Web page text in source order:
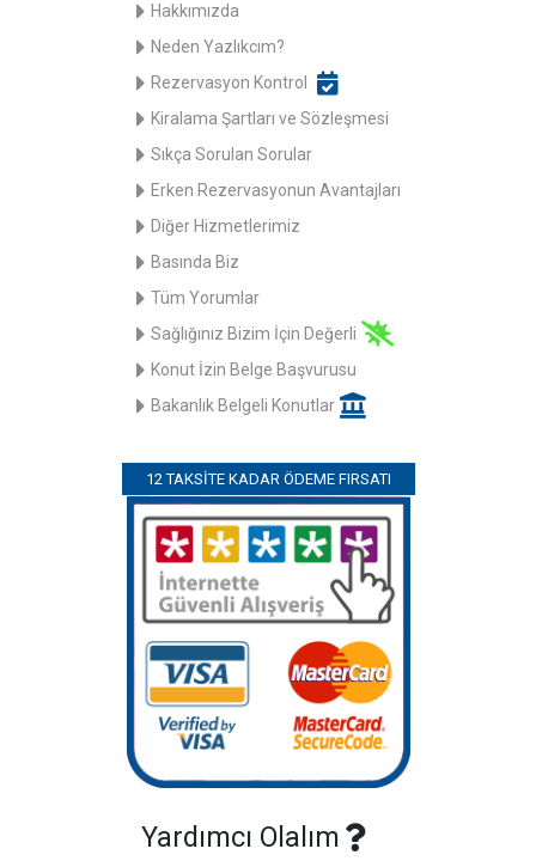
Hakkımızda
Neden Yazlıkcım?
Rezervasyon Kontrol
Kiralama Şartları ve Sözleşmesi
Sıkça Sorulan Sorular
Erken Rezervasyonun Avantajları
Diğer Hizmetlerimiz
Basında Biz
Tüm Yorumlar
Sağlığınız Bizim İçin Değerli
Konut İzin Belge Başvurusu
Bakanlık Belgeli Konutlar
12 TAKSITE KADAR ÖDEME FIRSATI
Yardımcı Olalım